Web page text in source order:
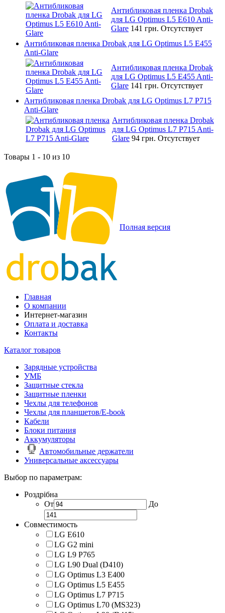
Антибликовая пленка Drobak
для LG Optimus L5 E610 Anti-
Glare 141 грн. Отсутствует
Антибликовая пленка Drobak для LG Optimus L5 E455
Anti-Glare
Антибликовая пленка Drobak
для LG Optimus L5 E455 Anti-
Glare 141 грн. Отсутствует
Антибликовая пленка Drobak для LG Optimus L7 P715
Anti-Glare
Антибликовая пленка Drobak
для LG Optimus L7 P715 Anti-
Glare 94 грн. Отсутствует
Товары 1 - 10 из 10
Полная версия
Главная
О компании
Интернет-магазин
Оплата и доставка
Контакты
Каталог товаров
Зарядные устройства
УМБ
Защитные стекла
Защитные пленки
Чехлы для телефонов
Чехлы для планшетов/E-book
Кабели
Блоки питания
Аккумуляторы
Автомобильные держатели
Универсальные аксессуары
Выбор по параметрам:
Роздрібна
От
До
Совместимость
LG E610
LG G2 mini
LG L9 P765
LG L90 Dual (D410)
LG Optimus L3 E400
LG Optimus L5 E455
LG Optimus L7 P715
LG Optimus L70 (MS323)